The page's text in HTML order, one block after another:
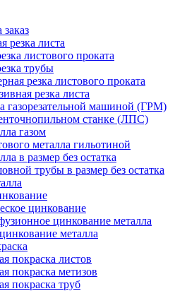
заказ
резка листа
листового проката
трубы
резка листового проката
резка листа
газорезательной машиной (ГРМ)
станке (ЛПС)
газом
металла гильотиной
в размер без остатка
трубы в размер без остатка
цинкование
цинкование металла
металла
покраска листов
покраска метизов
покраска труб